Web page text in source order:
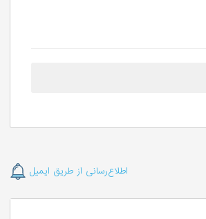
اطلاع‌رسانی از طریق ایمیل